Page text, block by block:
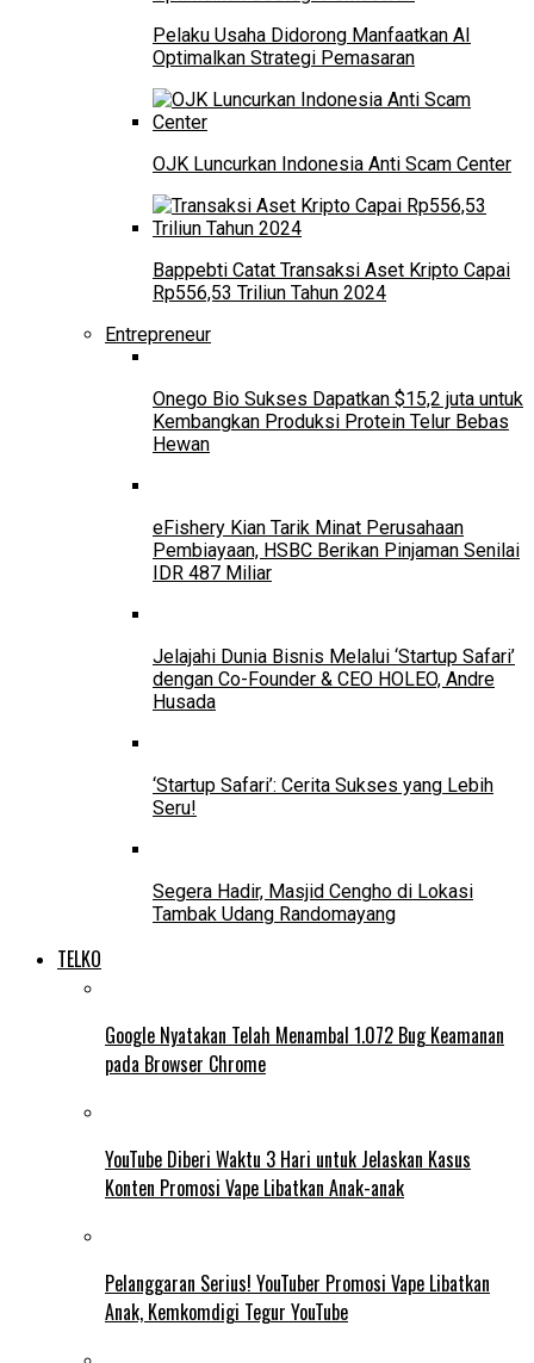
Pelaku Usaha Didorong Manfaatkan AI
Optimalkan Strategi Pemasaran
OJK Luncurkan Indonesia Anti Scam Center
Bappebti Catat Transaksi Aset Kripto Capai
Rp556,53 Triliun Tahun 2024
Entrepreneur
Onego Bio Sukses Dapatkan $15,2 juta untuk
Kembangkan Produksi Protein Telur Bebas
Hewan
eFishery Kian Tarik Minat Perusahaan
Pembiayaan, HSBC Berikan Pinjaman Senilai
IDR 487 Miliar
Jelajahi Dunia Bisnis Melalui ‘Startup Safari’
dengan Co-Founder & CEO HOLEO, Andre
Husada
‘Startup Safari’: Cerita Sukses yang Lebih
Seru!
Segera Hadir, Masjid Cengho di Lokasi
Tambak Udang Randomayang
TELKO
Google Nyatakan Telah Menambal 1.072 Bug Keamanan
pada Browser Chrome
YouTube Diberi Waktu 3 Hari untuk Jelaskan Kasus
Konten Promosi Vape Libatkan Anak-anak
Pelanggaran Serius! YouTuber Promosi Vape Libatkan
Anak, Kemkomdigi Tegur YouTube